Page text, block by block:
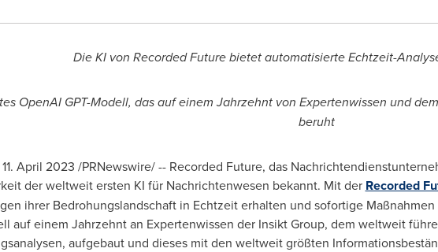
Die KI von Recorded Future bietet automatisierte Echtzeit-
OpenAI GPT-Modell, das auf einem Jahrzehnt von Expertenwissen und
beruht
11. April 2023 /PRNewswire/ -- Recorded Future, das
der weltweit ersten KI für Nachrichtenwesen bekannt. Mit der Recorded
ihrer Bedrohungslandschaft in Echtzeit erhalten und sofortige
auf einem Jahrzehnt an Expertenwissen der Insikt Group, dem weltweit
aufgebaut und dieses mit den weltweit größten